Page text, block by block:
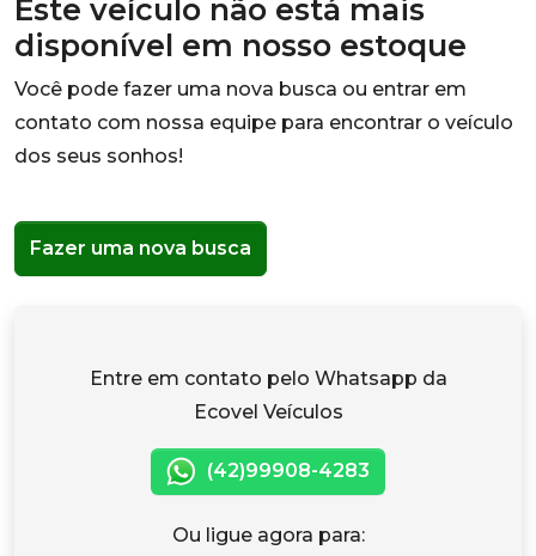
Este veículo não está mais
disponível em nosso estoque
Você pode fazer uma nova busca ou entrar em
contato com nossa equipe para encontrar o veículo
dos seus sonhos!
Fazer uma nova busca
Entre em contato pelo Whatsapp da
Ecovel Veículos
(42)99908-4283
Ou ligue agora para: